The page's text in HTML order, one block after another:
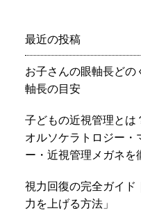
最近の投稿
お子さんの眼軸長どの
軸長の目安
子どもの近視管理とは
オルソケラトロジー・
ー・近視管理メガネを
視力回復の完全ガイド
力を上げる方法」